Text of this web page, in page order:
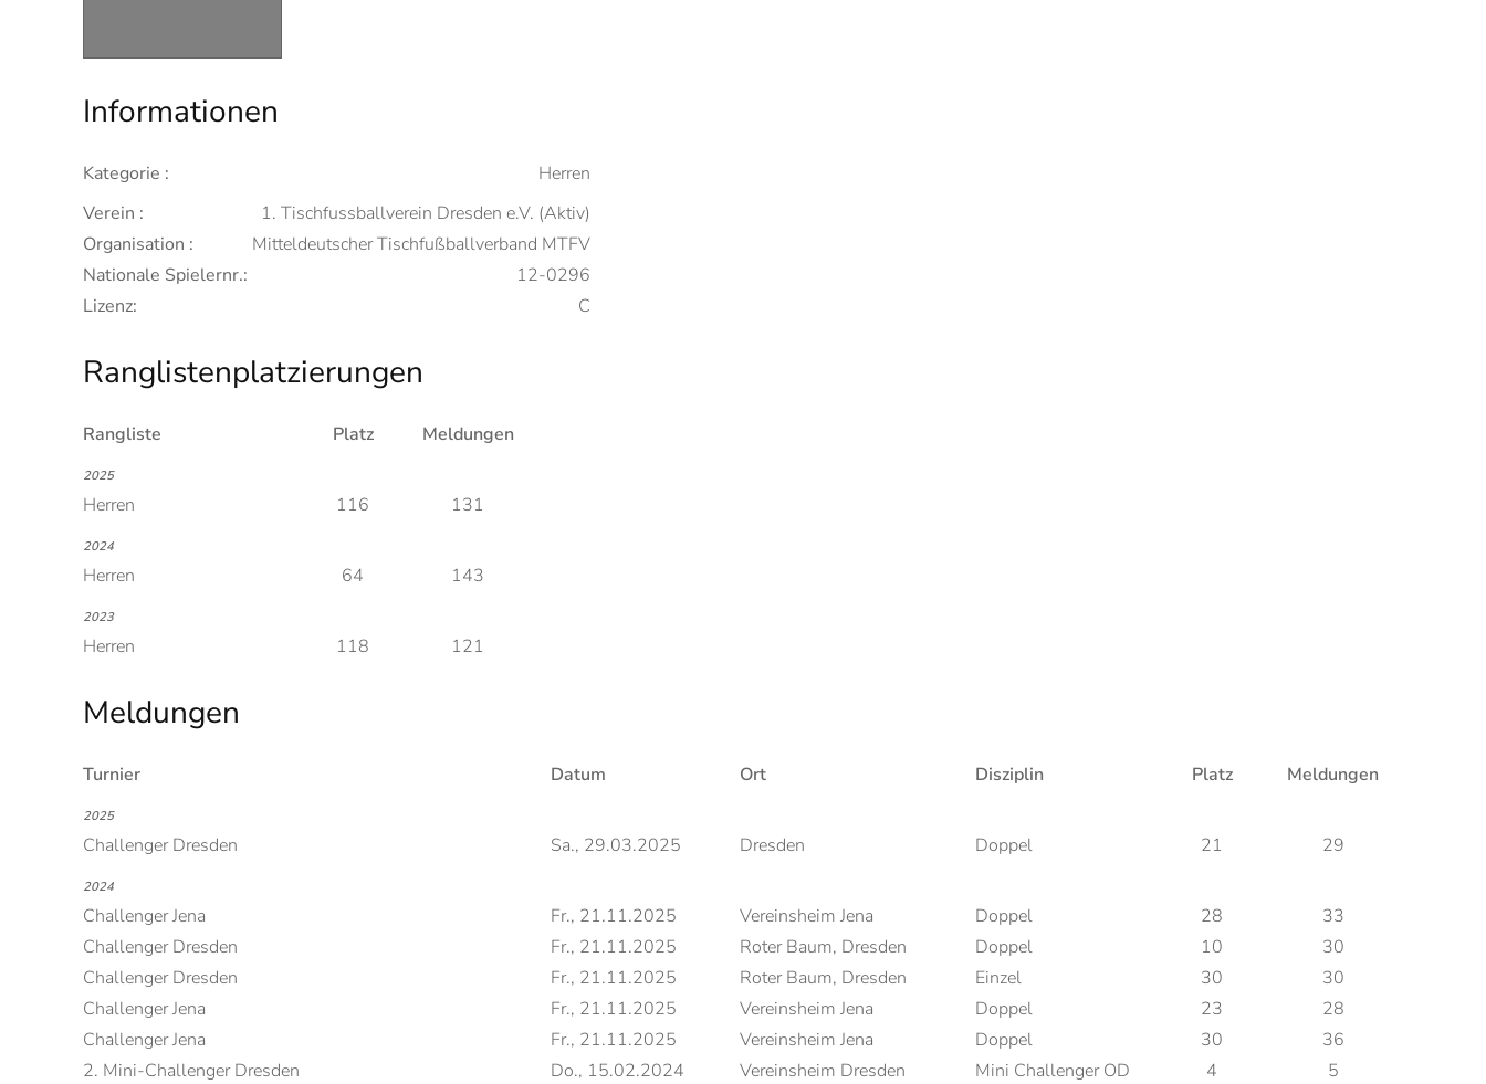
Informationen
Kategorie :
Herren
Verein :
1. Tischfussballverein Dresden e.V. (Aktiv)
Organisation :
Mitteldeutscher Tischfußballverband MTFV
Nationale Spielernr.:
12-0296
Lizenz:
C
Ranglistenplatzierungen
Rangliste Platz Meldungen
2025
Herren 116 131
2024
Herren 64 143
2023
Herren 118 121
Meldungen
Turnier Datum Ort Disziplin Platz Meldungen
2025
Challenger Dresden Sa., 29.03.2025 Dresden Doppel 21 29
2024
Challenger Jena Fr., 21.11.2025 Vereinsheim Jena Doppel 28
33
Challenger Dresden
Fr., 21.11.2025 Roter Baum, Dresden Doppel 10
30
Challenger Dresden
Fr., 21.11.2025 Roter Baum, Dresden Einzel 30
30
Challenger Jena
Fr., 21.11.2025 Vereinsheim Jena Doppel 23
28
Challenger Jena
Fr., 21.11.2025 Vereinsheim Jena Doppel 30
36
2. Mini-Challenger Dresden
Do., 15.02.2024 Vereinsheim Dresden Mini Challenger OD 4
5